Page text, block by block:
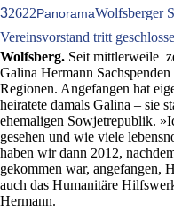
32622PanoramaWolfsberger
Vereinsvorstand tritt
Wolfsberg. Seit mittlerweile
Galina Hermann
Regionen. Angefangen hat
heiratete damals Galina – sie
ehemaligen Sowjetrepublik.
gesehen und wie viele
haben wir dann 2012,
gekommen war, angefangen,
auch das Humanitäre
Hermann.